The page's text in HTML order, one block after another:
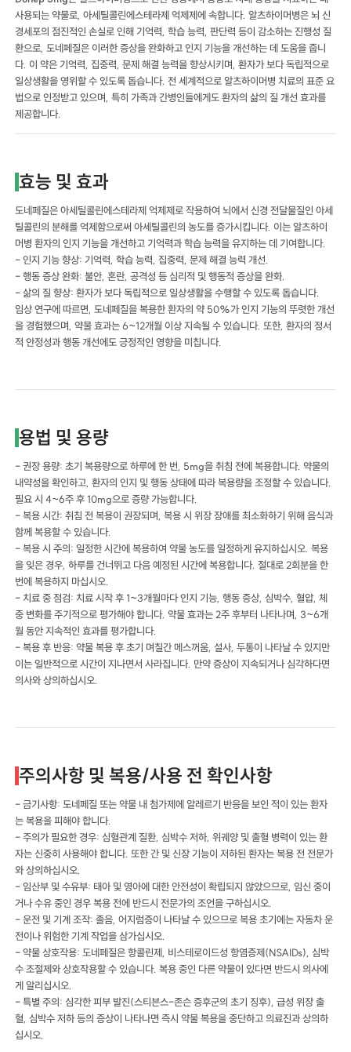
사용되는 약물로, 아세틸콜린에스테라제 억제제에 속합니다. 알츠하이머병은 뇌 신
경세포의 점진적인 손실로 인해 기억력, 학습 능력, 판단력 등이 감소하는 진행성 질
환으로, 도네페질은 이러한 증상을 완화하고 인지 기능을 개선하는 데 도움을 줍니
다. 이 약은 기억력, 집중력, 문제 해결 능력을 향상시키며, 환자가 보다 독립적으로
일상생활을 영위할 수 있도록 돕습니다. 전 세계적으로 알츠하이머병 치료의 표준 요
법으로 인정받고 있으며, 특히 가족과 간병인들에게도 환자의 삶의 질 개선 효과를
제공합니다.
효능 및 효과
도네페질은 아세틸콜린에스테라제 억제제로 작용하여 뇌에서 신경 전달물질인 아세
틸콜린의 분해를 억제함으로써 아세틸콜린의 농도를 증가시킵니다. 이는 알츠하이
머병 환자의 인지 기능을 개선하고 기억력과 학습 능력을 유지하는 데 기여합니다.
- 인지 기능 향상: 기억력, 학습 능력, 집중력, 문제 해결 능력 개선.
- 행동 증상 완화: 불안, 혼란, 공격성 등 심리적 및 행동적 증상을 완화.
- 삶의 질 향상: 환자가 보다 독립적으로 일상생활을 수행할 수 있도록 돕습니다.
임상 연구에 따르면, 도네페질을 복용한 환자의 약 50%가 인지 기능의 뚜렷한 개선
을 경험했으며, 약물 효과는 6~12개월 이상 지속될 수 있습니다. 또한, 환자의 정서
적 안정성과 행동 개선에도 긍정적인 영향을 미칩니다.
용법 및 용량
- 권장 용량: 초기 복용량으로 하루에 한 번, 5mg을 취침 전에 복용합니다. 약물의
내약성을 확인하고, 환자의 인지 및 행동 상태에 따라 복용량을 조정할 수 있습니다.
필요 시 4~6주 후 10mg으로 증량 가능합니다.
- 복용 시간: 취침 전 복용이 권장되며, 복용 시 위장 장애를 최소화하기 위해 음식과
함께 복용할 수 있습니다.
- 복용 시 주의: 일정한 시간에 복용하여 약물 농도를 일정하게 유지하십시오. 복용
을 잊은 경우, 하루를 건너뛰고 다음 예정된 시간에 복용합니다. 절대로 2회분을 한
번에 복용하지 마십시오.
- 치료 중 점검: 치료 시작 후 1~3개월마다 인지 기능, 행동 증상, 심박수, 혈압, 체
중 변화를 주기적으로 평가해야 합니다. 약물 효과는 2주 후부터 나타나며, 3~6개
월 동안 지속적인 효과를 평가합니다.
- 복용 후 반응: 약물 복용 후 초기 며칠간 메스꺼움, 설사, 두통이 나타날 수 있지만
이는 일반적으로 시간이 지나면서 사라집니다. 만약 증상이 지속되거나 심각하다면
의사와 상의하십시오.
주의사항 및 복용/사용 전 확인사항
- 금기사항: 도네페질 또는 약물 내 첨가제에 알레르기 반응을 보인 적이 있는 환자
는 복용을 피해야 합니다.
- 주의가 필요한 경우: 심혈관계 질환, 심박수 저하, 위궤양 및 출혈 병력이 있는 환
자는 신중히 사용해야 합니다. 또한 간 및 신장 기능이 저하된 환자는 복용 전 전문가
와 상의하십시오.
- 임산부 및 수유부: 태아 및 영아에 대한 안전성이 확립되지 않았으므로, 임신 중이
거나 수유 중인 경우 복용 전에 반드시 전문가의 조언을 구하십시오.
- 운전 및 기계 조작: 졸음, 어지럼증이 나타날 수 있으므로 복용 초기에는 자동차 운
전이나 위험한 기계 작업을 삼가십시오.
- 약물 상호작용: 도네페질은 항콜린제, 비스테로이드성 항염증제(NSAIDs), 심박
수 조절제와 상호작용할 수 있습니다. 복용 중인 다른 약물이 있다면 반드시 의사에
게 알리십시오.
- 특별 주의: 심각한 피부 발진(스티븐스-존슨 증후군의 초기 징후), 급성 위장 출
혈, 심박수 저하 등의 증상이 나타나면 즉시 약물 복용을 중단하고 의료진과 상의하
십시오.